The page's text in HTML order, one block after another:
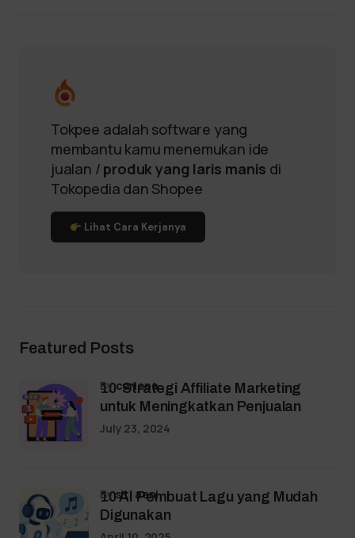
Tokpee adalah software yang
membantu kamu menemukan ide
jualan / produk yang laris manis di
Tokopedia dan Shopee
Lihat Cara Kerjanya
Featured Posts
10 Strategi Affiliate Marketing
untuk Meningkatkan Penjualan
bycoriena
July 23, 2024
10 AI Pembuat Lagu yang Mudah
Digunakan
bysiti aeni